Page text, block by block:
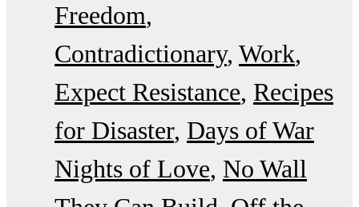
Freedom
Contradictionary Work
Expect Resistance Recipes
for Disaster Days of War
Nights of Love No Wall